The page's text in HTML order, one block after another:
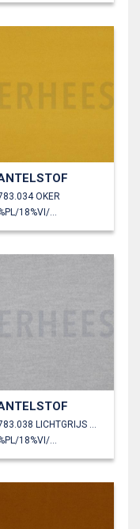
OKER
80%PL/18%VI/2%EA
03783.038 LICHTGRIJS GEMÊLEERD
80%PL/18%VI/2%EA